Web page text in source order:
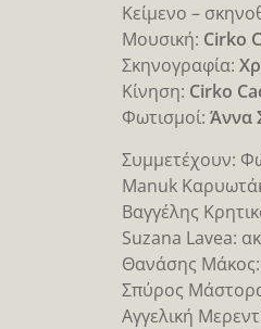
Κείμενο –
Μουσική: Cirko
Σκηνογραφία:
Κίνηση: Cirko
Φωτισμοί: Άννα
Συμμετέχουν:
Manuk
Βαγγέλης
Suzana Lavea:
Θανάσης Μάκος:
Σπύρος
Αγγελική